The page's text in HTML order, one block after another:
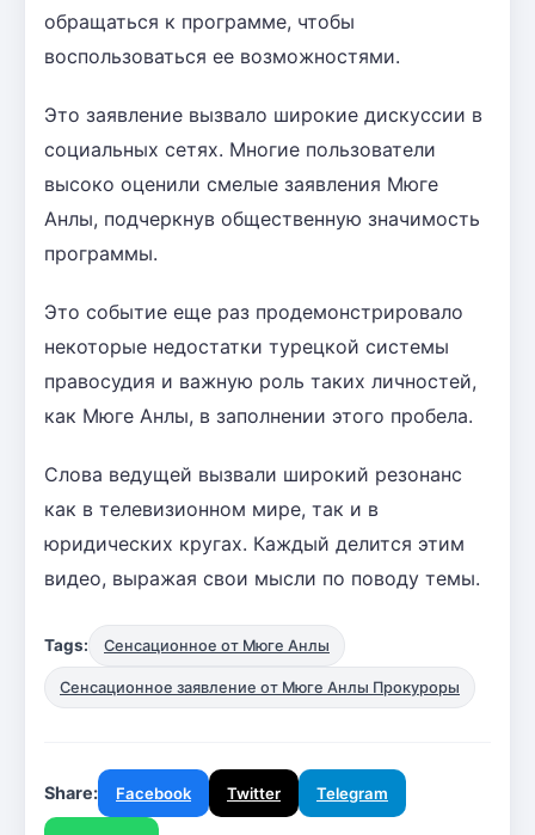
обращаться к программе, чтобы
воспользоваться ее возможностями.
Это заявление вызвало широкие дискуссии в
социальных сетях. Многие пользователи
высоко оценили смелые заявления Мюге
Анлы, подчеркнув общественную значимость
программы.
Это событие еще раз продемонстрировало
некоторые недостатки турецкой системы
правосудия и важную роль таких личностей,
как Мюге Анлы, в заполнении этого пробела.
Слова ведущей вызвали широкий резонанс
как в телевизионном мире, так и в
юридических кругах. Каждый делится этим
видео, выражая свои мысли по поводу темы.
Tags: Сенсационное от Мюге Анлы
Сенсационное заявление от Мюге Анлы Прокуроры
Share: Facebook Twitter Telegram